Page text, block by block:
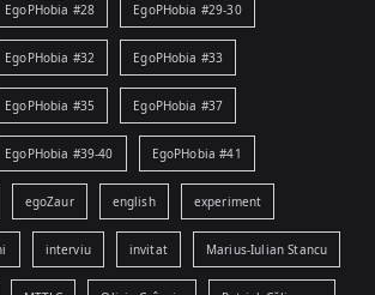
EgoPHobia #28 EgoPHobia #29-30
EgoPHobia #32 EgoPHobia #33
EgoPHobia #35 EgoPHobia #37
EgoPHobia #39-40 EgoPHobia #41
egoZaur english experiment
interviu invitat Marius-Iulian Stancu